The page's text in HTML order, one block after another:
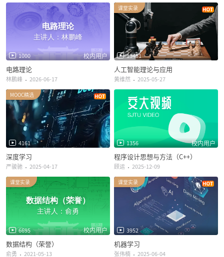
电路理论
主讲人：林鹏峰
1000 校内用户
电路理论
林鹏峰 2026-06-17
课堂实录
13451
人工智能理论与应用
黄维然 2025-05-27
MOOC精选
4161
深度学习
严骏驰 2025-04-17
1356 校内用户
程序设计思想与方法（C++）
顾运 2025-12-09
数据结构（荣誉）
主讲人：俞勇
课堂实录
6695 校内用户
数据结构（荣誉）
俞勇 2021-05-13
课堂实录
3952
机器学习
张伟楠 2025-06-04